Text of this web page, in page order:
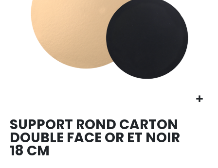
images
gallery
SUPPORT ROND CARTON
DOUBLE FACE OR ET NOIR
18 CM